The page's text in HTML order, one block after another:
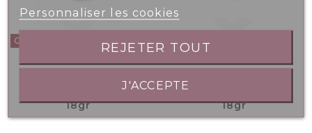
OPPORTUNITÉS
Mini Burger Poulet
18gr
Mini Burger Black
18gr
Personnaliser les cookies
REJETER TOUT
J'ACCEPTE